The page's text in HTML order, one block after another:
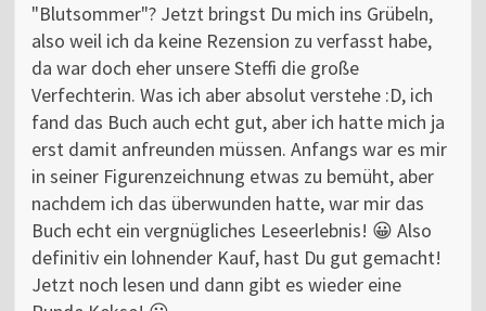
"Blutsommer"? Jetzt bringst Du mich ins Grübeln,
also weil ich da keine Rezension zu verfasst habe,
da war doch eher unsere Steffi die große
Verfechterin. Was ich aber absolut verstehe :D, ich
fand das Buch auch echt gut, aber ich hatte mich ja
erst damit anfreunden müssen. Anfangs war es mir
in seiner Figurenzeichnung etwas zu bemüht, aber
nachdem ich das überwunden hatte, war mir das
Buch echt ein vergnügliches Leseerlebnis! 😀 Also
definitiv ein lohnender Kauf, hast Du gut gemacht!
Jetzt noch lesen und dann gibt es wieder eine